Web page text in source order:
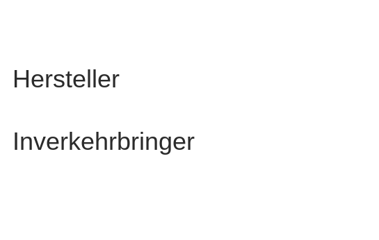
Hersteller
Inverkehrbringer